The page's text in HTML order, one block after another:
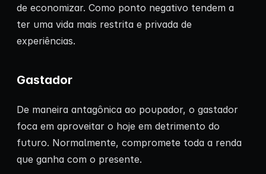
de economizar. Como ponto negativo tendem a
ter uma vida mais restrita e privada de
experiências.
Gastador
De maneira antagônica ao poupador, o gastador
foca em aproveitar o hoje em detrimento do
futuro. Normalmente, compromete toda a renda
que ganha com o presente.